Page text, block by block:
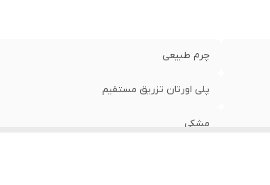
چرم طبیعی
پلی اورتان تزریق مستقیم
مشکی